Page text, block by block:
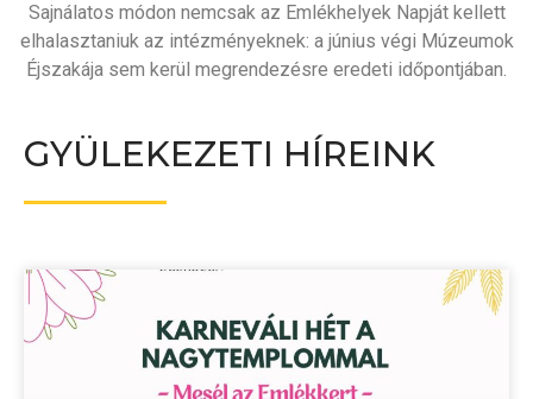
Sajnálatos módon nemcsak az Emlékhelyek Napját kellett
elhalasztaniuk az intézményeknek: a június végi Múzeumok
Éjszakája sem kerül megrendezésre eredeti időpontjában.
GYÜLEKEZETI HÍREINK